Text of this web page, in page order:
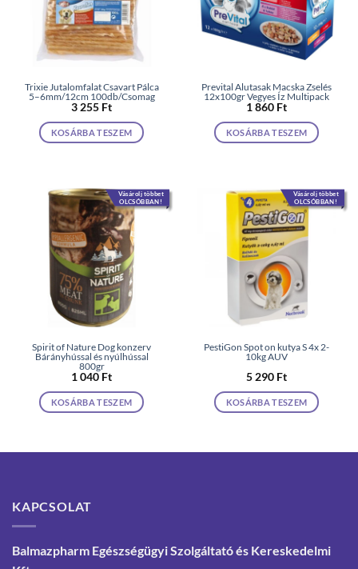
Trixie Jutalomfalat Csavart Pálca
5–6mm/12cm 100db/Csomag
3 255 Ft
KOSÁRBA TESZEM
Prevital Alutasak Macska Zselés
12x100gr Vegyes Íz Multipack
1 860 Ft
KOSÁRBA TESZEM
Vásárolj többet
OLCSÓBBAN!
Spirit of Nature Dog konzerv
Bárányhússal és nyúlhússal
800gr
1 040 Ft
KOSÁRBA TESZEM
Vásárolj többet
OLCSÓBBAN!
PestiGon Spot on kutya S 4x 2-
10kg AUV
5 290 Ft
KOSÁRBA TESZEM
KAPCSOLAT
Balmazpharm Egészségügyi Szolgáltató és Kereskedelmi